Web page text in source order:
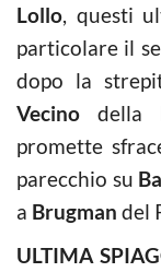
Lollo , questi
particolare il
dopo la
Vecino della
promette
parecchio su
a Brugman del
ULTIMA